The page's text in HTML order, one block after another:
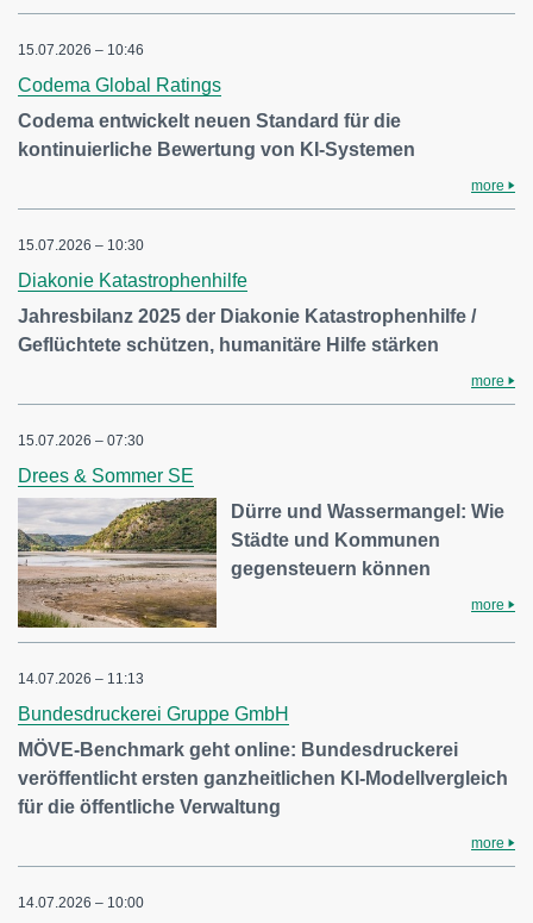
15.07.2026 – 10:46
Codema Global Ratings
Codema entwickelt neuen Standard für die
kontinuierliche Bewertung von KI-Systemen
more
15.07.2026 – 10:30
Diakonie Katastrophenhilfe
Jahresbilanz 2025 der Diakonie Katastrophenhilfe /
Geflüchtete schützen, humanitäre Hilfe stärken
more
15.07.2026 – 07:30
Drees & Sommer SE
Dürre und Wassermangel: Wie
Städte und Kommunen
gegensteuern können
more
14.07.2026 – 11:13
Bundesdruckerei Gruppe GmbH
MÖVE-Benchmark geht online: Bundesdruckerei
veröffentlicht ersten ganzheitlichen KI-Modellvergleich
für die öffentliche Verwaltung
more
14.07.2026 – 10:00